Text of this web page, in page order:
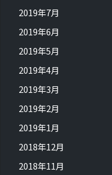
2019年7月
2019年6月
2019年5月
2019年4月
2019年3月
2019年2月
2019年1月
2018年12月
2018年11月